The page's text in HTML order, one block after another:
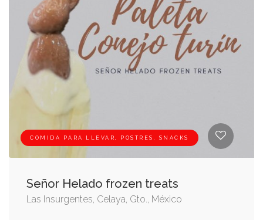
COMIDA PARA LLEVAR, POSTRES, SNACKS
Señor Helado frozen treats
Las Insurgentes, Celaya, Gto., México